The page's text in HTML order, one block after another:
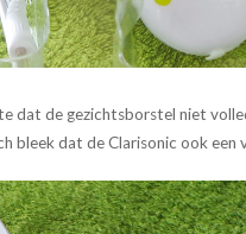
dat de gezichtsborstel niet
bleek dat de Clarisonic ook een